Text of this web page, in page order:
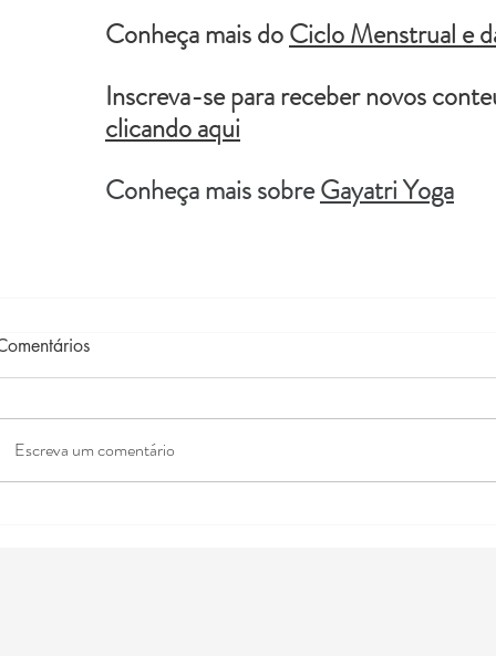
Conheça mais do Ciclo Menstrual e
Inscreva-se para receber novos
clicando aqui
Conheça mais sobre Gayatri Yoga
Escreva um comentário